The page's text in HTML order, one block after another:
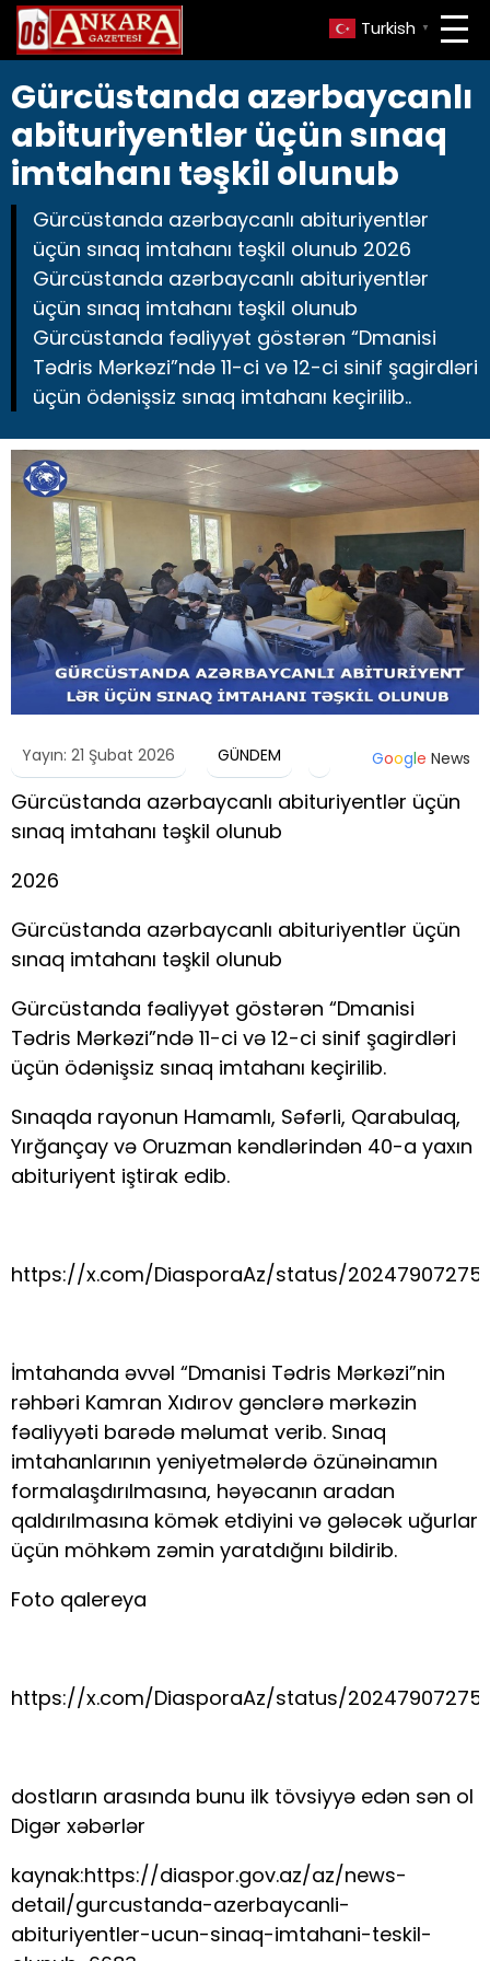
Turkish ▼
Gürcüstanda azərbaycanlı
abituriyentlər üçün sınaq
imtahanı təşkil olunub
Gürcüstanda azərbaycanlı abituriyentlər
üçün sınaq imtahanı təşkil olunub 2026
Gürcüstanda azərbaycanlı abituriyentlər
üçün sınaq imtahanı təşkil olunub
Gürcüstanda fəaliyyət göstərən “Dmanisi
Tədris Mərkəzi”ndə 11-ci və 12-ci sinif şagirdləri
üçün ödənişsiz sınaq imtahanı keçirilib..
Yayın: 21 Şubat 2026 GÜNDEM Google News
Gürcüstanda azərbaycanlı abituriyentlər üçün
sınaq imtahanı təşkil olunub
2026
Gürcüstanda azərbaycanlı abituriyentlər üçün
sınaq imtahanı təşkil olunub
Gürcüstanda fəaliyyət göstərən “Dmanisi
Tədris Mərkəzi”ndə 11-ci və 12-ci sinif şagirdləri
üçün ödənişsiz sınaq imtahanı keçirilib.
Sınaqda rayonun Hamamlı, Səfərli, Qarabulaq,
Yırğançay və Oruzman kəndlərindən 40-a yaxın
abituriyent iştirak edib.
https://x.com/DiasporaAz/status/
İmtahanda əvvəl “Dmanisi Tədris Mərkəzi”nin
rəhbəri Kamran Xıdırov gənclərə mərkəzin
fəaliyyəti barədə məlumat verib. Sınaq
imtahanlarının yeniyetmələrdə özünəinamın
formalaşdırılmasına, həyəcanın aradan
qaldırılmasına kömək etdiyini və gələcək uğurlar
üçün möhkəm zəmin yaratdığını bildirib.
Foto qalereya
https://x.com/DiasporaAz/status/
dostların arasında bunu ilk tövsiyyə edən sən ol
Digər xəbərlər
kaynak:https://diaspor.gov.az/az/news-
detail/gurcustanda-azerbaycanli-
abituriyentler-ucun-sinaq-imtahani-teskil-